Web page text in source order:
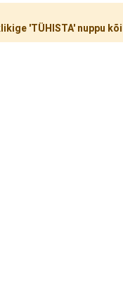
'TÜHISTA' nuppu